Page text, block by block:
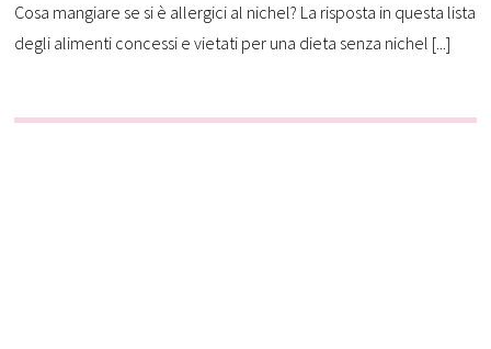
Cosa mangiare se si è allergici al nichel? La risposta in questa lista
degli alimenti concessi e vietati per una dieta senza nichel [...]